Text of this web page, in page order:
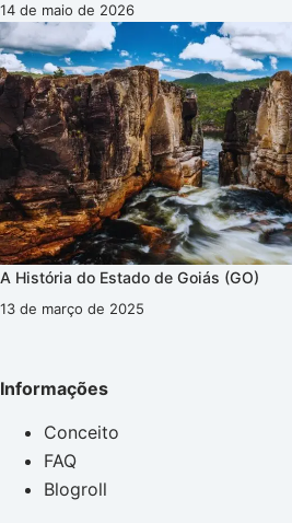
14 de maio de 2026
A História do Estado de Goiás (GO)
13 de março de 2025
Informações
Conceito
FAQ
Blogroll